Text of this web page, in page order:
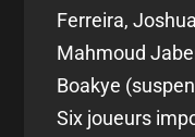
Ferreira,
Mahmoud
Boakye
Six joueurs